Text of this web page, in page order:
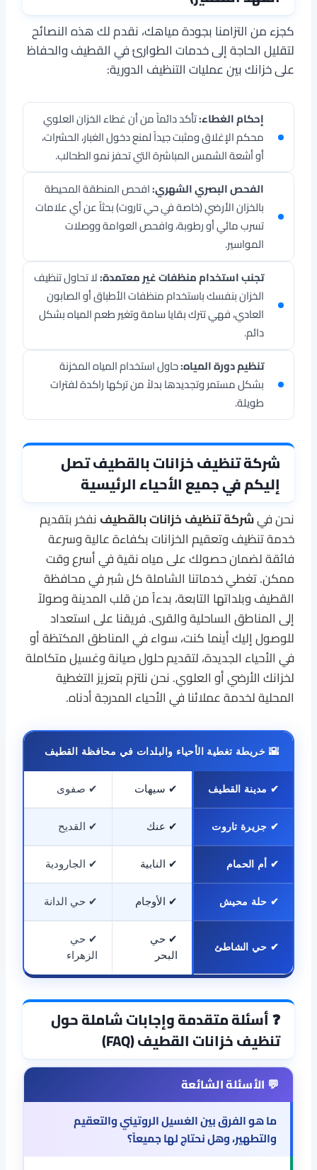
كجزء من التزامنا بجودة مياهك، نقدم لك هذه النصائح
لتقليل الحاجة إلى خدمات الطوارئ في القطيف والحفاظ
على خزانك بين عمليات التنظيف الدورية:
إحكام الغطاء:تأكد دائماً من أن غطاء الخزان العلوي
محكم الإغلاق ومثبت جيداً لمنع دخول الغبار، الحشرات،
أو أشعة الشمس المباشرة التي تحفز نمو الطحالب.
الفحص البصري الشهري:افحص المنطقة المحيطة
بالخزان الأرضي (خاصة في حي تاروت) بحثاً عن أي علامات
تسرب مائي أو رطوبة، وافحص العوامة ووصلات
المواسير.
تجنب استخدام منظفات غير معتمدة:لا تحاول تنظيف
الخزان بنفسك باستخدام منظفات الأطباق أو الصابون
العادي، فهي تترك بقايا سامة وتغير طعم المياه بشكل
دائم.
تنظيم دورة المياه:حاول استخدام المياه المخزنة
بشكل مستمر وتجديدها بدلاً من تركها راكدة لفترات
طويلة.
شركة تنظيف خزانات بالقطيف تصل
إليكم في جميع الأحياء الرئيسية
نحن فيشركة تنظيف خزانات بالقطيفنفخر بتقديم
خدمة تنظيف وتعقيم الخزانات بكفاءة عالية وسرعة
فائقة لضمان حصولك على مياه نقية في أسرع وقت
ممكن. تغطي خدماتنا الشاملة كل شبر في محافظة
القطيف وبلداتها التابعة، بدءاً من قلب المدينة وصولاً
إلى المناطق الساحلية والقرى. فريقنا على استعداد
للوصول إليك أينما كنت، سواء في المناطق المكتظة أو
في الأحياء الجديدة، لتقديم حلول صيانة وغسيل متكاملة
لخزانك الأرضي أو العلوي. نحن نلتزم بتعزيز التغطية
المحلية لخدمة عملائنا في الأحياء المدرجة أدناه.
🌇 خريطة تغطية الأحياء والبلدات في محافظة القطيف
✔ مدينة القطيف ✔ سيهات ✔ صفوى
✔ جزيرة تاروت ✔ عنك ✔ القديح
✔ أم الحمام ✔ النابية ✔ الجارودية
✔ حلة محيش ✔ الأوجام ✔ حي الدانة
✔ حي الشاطئ
✔ حي
البحر
✔ حي
الزهراء
❓ أسئلة متقدمة وإجابات شاملة حول
تنظيف خزانات القطيف (FAQ)
ما هو الفرق بين الغسيل الروتيني والتعقيم
والتطهير، وهل نحتاج لها جميعاً؟